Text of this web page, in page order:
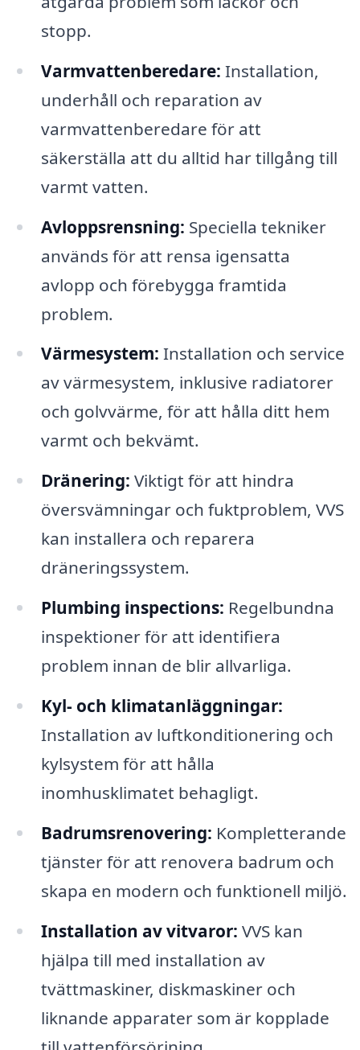
stopp.
Varmvattenberedare: Installation,
underhåll och reparation av
varmvattenberedare för att
säkerställa att du alltid har tillgång till
varmt vatten.
Avloppsrensning: Speciella tekniker
används för att rensa igensatta
avlopp och förebygga framtida
problem.
Värmesystem: Installation och service
av värmesystem, inklusive radiatorer
och golvvärme, för att hålla ditt hem
varmt och bekvämt.
Dränering: Viktigt för att hindra
översvämningar och fuktproblem, VVS
kan installera och reparera
dräneringssystem.
Plumbing inspections: Regelbundna
inspektioner för att identifiera
problem innan de blir allvarliga.
Kyl- och klimatanläggningar:
Installation av luftkonditionering och
kylsystem för att hålla
inomhusklimatet behagligt.
Badrumsrenovering: Kompletterande
tjänster för att renovera badrum och
skapa en modern och funktionell miljö.
Installation av vitvaror: VVS kan
hjälpa till med installation av
tvättmaskiner, diskmaskiner och
liknande apparater som är kopplade